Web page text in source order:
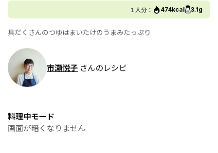
１人分： 474kcal 3.1g
具だくさんのつゆはまいたけのうまみたっぷり
市瀬悦子 さんのレシピ
料理中モード
画面が暗くなりません